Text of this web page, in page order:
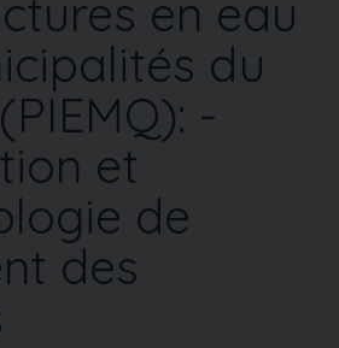
en eau
du
-
et
de
des